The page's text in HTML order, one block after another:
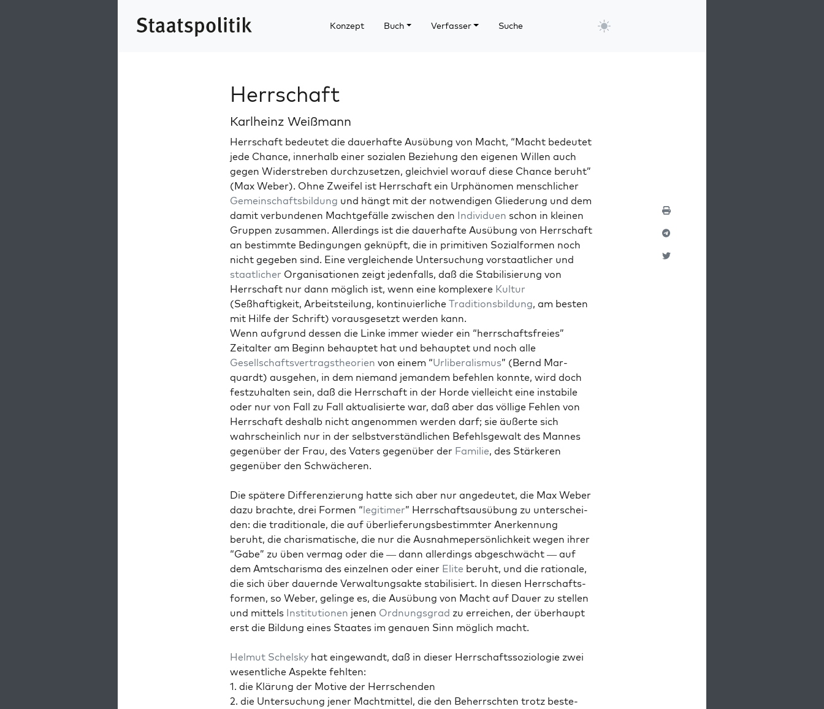
Konzept Buch Verfasser Suche
Herrschaft
Karlheinz Weißmann
Herrschaft bedeutet die dauer­hafte Ausübung von Macht, “Macht bedeutet
jede Chance, inner­halb ein­er sozialen Beziehung den eige­nen Willen auch
gegen Wider­streben durchzuset­zen, gle­ichviel worauf diese Chance beruht”
(Max Weber). Ohne Zweifel ist Herrschaft ein Urphänomen men­schlich­er
Gemein­schafts­bil­dung und hängt mit der notwendi­gen Gliederung und dem
damit ver­bun­de­nen Macht­ge­fälle zwis­chen den Indi­viduen schon in kleinen
Grup­pen zusam­men. Allerd­ings ist die dauer­hafte Ausübung von Herrschaft
an bes­timmte Bedin­gun­gen geknüpft, die in prim­i­tiv­en Sozial­for­men noch
nicht gegeben sind. Eine ver­gle­ichende Unter­suchung vorstaatlich­er und
staatlich­er Organ­i­sa­tio­nen zeigt jeden­falls, daß die Sta­bil­isierung von
Herrschaft nur dann möglich ist, wenn eine kom­plexere Kul­tur
(Seßhaftigkeit, Arbeit­steilung, kon­tinuier­liche Tra­di­tions­bil­dung, am besten
mit Hil­fe der Schrift) voraus­ge­set­zt wer­den kann.
Wenn auf­grund dessen die Linke immer wieder ein “herrschafts­freies”
Zeital­ter am Beginn behauptet hat und behauptet und noch alle
Gesellschaftsver­trags­the­o­rien von einem “Urlib­er­al­is­mus” (Bernd Mar­
quardt) aus­ge­hen, in dem nie­mand jeman­dem befehlen kon­nte, wird doch
festzuhal­ten sein, daß die Herrschaft in der Horde vielle­icht eine insta­bile
oder nur von Fall zu Fall aktu­al­isierte war, daß aber das völ­lige Fehlen von
Herrschaft deshalb nicht angenom­men wer­den darf; sie äußerte sich
wahrschein­lich nur in der selb­stver­ständlichen Befehls­ge­walt des Mannes
gegenüber der Frau, des Vaters gegenüber der Fam­i­lie, des Stärk­eren
gegenüber den Schwächeren.
Die spätere Dif­feren­zierung hat­te sich aber nur angedeutet, die Max Weber
dazu brachte, drei For­men “legit­imer” Herrschaft­sausübung zu unter­schei­
den: die tra­di­tionale, die auf über­liefer­ungs­bes­timmter Anerken­nung
beruht, die charis­ma­tis­che, die nur die Aus­nah­meper­sön­lichkeit wegen ihrer
“Gabe” zu üben ver­mag oder die — dann allerd­ings abgeschwächt — auf
dem Amtscharis­ma des einzel­nen oder ein­er Elite beruht, und die ratio­nale,
die sich über dauernde Ver­wal­tungsak­te sta­bil­isiert. In diesen Herrschafts­
for­men, so Weber, gelinge es, die Ausübung von Macht auf Dauer zu stellen
und mit­tels Insti­tu­tio­nen jenen Ord­nungs­grad zu erre­ichen, der über­haupt
erst die Bil­dung eines Staates im genauen Sinn möglich macht.
Hel­mut Schel­skyhat einge­wandt, daß in dieser Herrschaftssozi­olo­gie zwei
wesentliche Aspek­te fehlten:
1. die Klärung der Motive der Herrschen­den
2. die Unter­suchung jen­er Macht­mit­tel, die den Beherrscht­en trotz beste­